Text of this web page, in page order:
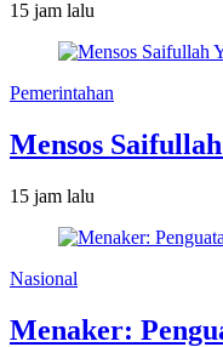
15 jam lalu
Pemerintahan
Mensos
15 jam lalu
Nasional
Menaker: